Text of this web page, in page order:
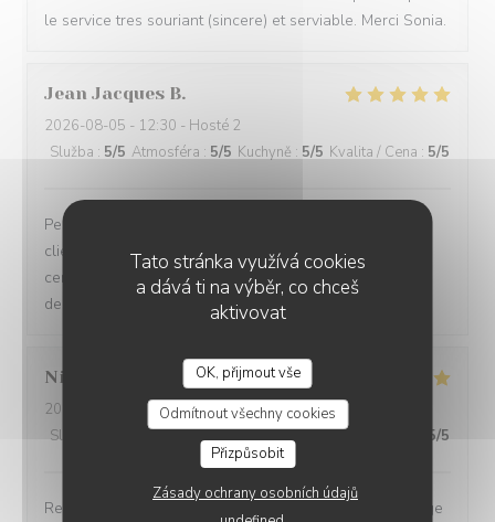
Tato stránka využívá cookies
a dává ti na výběr, co chceš
aktivovat
OK, přijmout vše
Odmítnout všechny cookies
Přizpůsobit
Zásady ochrany osobních údajů
le service tres souriant (sincere) et serviable. Merci Sonia.
Jean Jacques B
2026-08-05 - 12:30 - Hosté 2
Služba : 5/5 Atmosféra : 5/5 Kuchyně : 5/5 Kvalita / Cena : 5/5
Personnels très compétents service très à l’écoute des
clients on se sent pas du tout oppressé comme dans
certains restaurants et le menu très bon de l’entrée au
dessert
Nicole
2026-08-05
- 12:15 - Hosté 3
Služba
Atmosféra:5/5 Kuchyně:5/5 Kvalita / Cena 5/5
Restaurant tendance Accueil chaleureux Prise en charge